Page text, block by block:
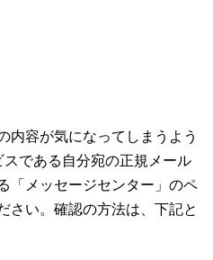
内容が気になってしまうよう
である自分宛の正規メール
「メッセージセンター」のペ
さい。確認の方法は、下記と